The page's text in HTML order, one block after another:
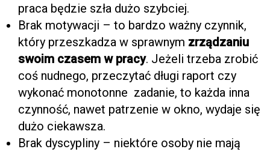
praca będzie szła dużo szybciej.
Brak motywacji – to bardzo ważny czynnik,
który przeszkadza w sprawnym zrządzaniu
swoim czasem w pracy. Jeżeli trzeba zrobić
coś nudnego, przeczytać długi raport czy
wykonać monotonne zadanie, to każda inna
czynność, nawet patrzenie w okno, wydaje się
dużo ciekawsza.
Brak dyscypliny – niektóre osoby nie mają